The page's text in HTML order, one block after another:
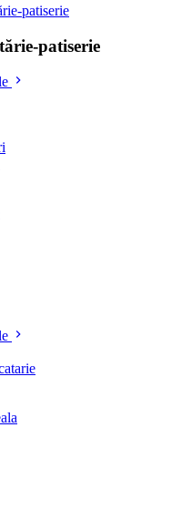
patiserie
patiserie